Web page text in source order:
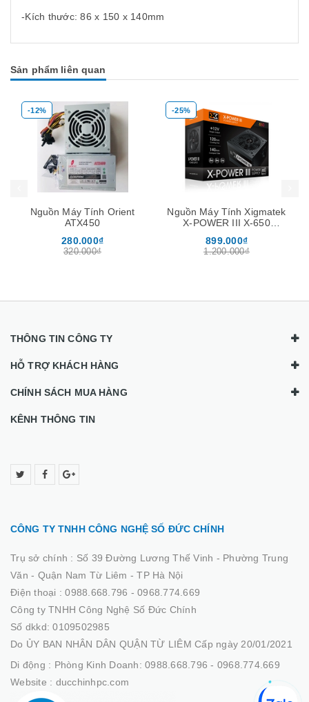
-Kích thước: 86 x 150 x 140mm
Sản phẩm liên quan
-25%
Nguồn Máy Tính Xigmatek
X-POWER III X-650
899.000₫
1.200.000₫
-16%
Nguồn Máy Tính Xigmatek
X-POWER III X-550
840.000₫
1.000.000₫
Mua hàng
THÔNG TIN CÔNG TY
HỖ TRỢ KHÁCH HÀNG
CHÍNH SÁCH MUA HÀNG
KÊNH THÔNG TIN
CÔNG TY TNHH CÔNG NGHỆ SỐ ĐỨC CHÍNH
Trụ sở chính : Số 39 Đường Lương Thế Vinh - Phường Trung
Văn - Quận Nam Từ Liêm - TP Hà Nội
Điện thoại :0988.668.796 - 0968.774.669
Công ty TNHH Công Nghệ Số Đức Chính
Số dkkd: 0109502985
Do ỦY BAN NHÂN DÂN QUẬN TỪ LIÊM Cấp ngày 20/01/2021
Di động : Phòng Kinh Doanh: 0988.668.796 - 0968.774.669
Website : ducchinhpc.com